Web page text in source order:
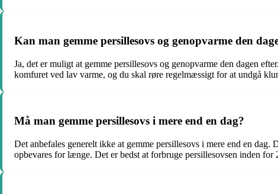
Kan man gemme persillesovs og genopvarme den
Ja, det er muligt at gemme persillesovs og genopvarme den dagen
komfuret ved lav varme, og du skal røre regelmæssigt for at undgå
Må man gemme persillesovs i mere end en dag?
Det anbefales generelt ikke at gemme persillesovs i mere end en
opbevares for længe. Det er bedst at forbruge persillesovsen inden for